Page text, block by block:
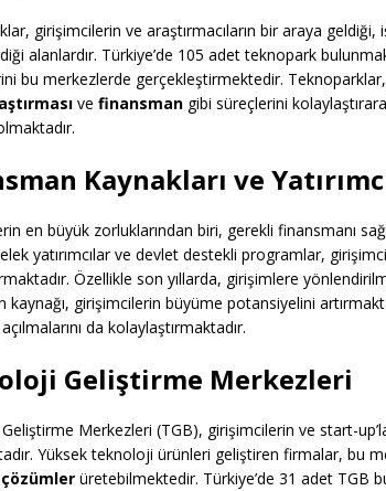
girişimcilerin ve araştırmacıların bir araya
alanlardır. Türkiye’de 105 adet teknopark
bu merkezlerde gerçekleştirmektedir.
ve finansman gibi süreçlerini
Kaynakları ve
en büyük zorluklarından biri, gerekli finansmanı
yatırımcılar ve devlet destekli programlar,
Özellikle son yıllarda, girişimlere
kaynağı, girişimcilerin büyüme potansiyelini
da kolaylaştırmaktadır.
Geliştirme Merkezleri
Merkezleri (TGB), girişimcilerin ve start-
Yüksek teknoloji ürünleri geliştiren firmalar, bu
üretebilmektedir. Türkiye’de 31 adet TGB